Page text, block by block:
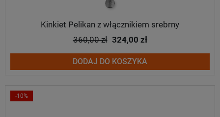
srebrny
Kinkiet Pelikan z włącznikiem srebrny
360,00 zł 324,00 zł
DODAJ DO KOSZYKA
-10%